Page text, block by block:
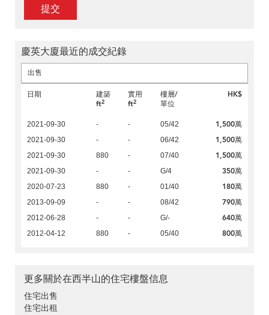
提交
慶英大廈最近的成交紀錄
出售
日期
建築
ft2
實用
ft2
樓層/
單位
HK$
2021-09-30 - - 05/42 1,500萬
2021-09-30 - - 06/42 1,500萬
2021-09-30 880 - 07/40 1,500萬
2021-09-30 - - G/4 350萬
2020-07-23 880 - 01/40 180萬
2013-09-09 - - 08/42 790萬
2012-06-28 - - G/- 640萬
2012-04-12 880 - 05/40 800萬
更多關於在西半山的住宅樓盤信息
住宅出售
住宅出租